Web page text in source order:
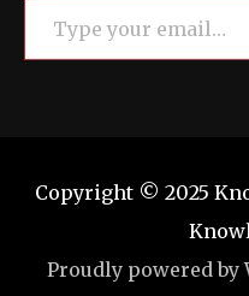
Copyright © 2025
Proudly powered by